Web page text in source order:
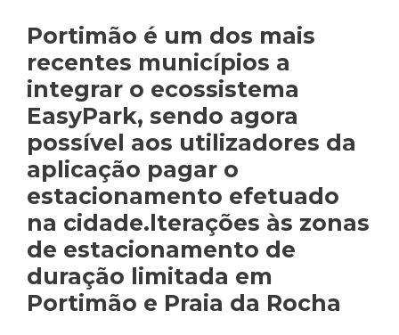
Portimão é um dos mais
recentes municípios a
integrar o ecossistema
EasyPark, sendo agora
possível aos utilizadores da
aplicação pagar o
estacionamento efetuado
na cidade.lterações às zonas
de estacionamento de
duração limitada em
Portimão e Praia da Rocha